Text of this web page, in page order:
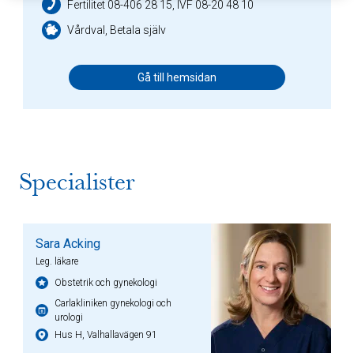
Fertilitet 08-406 28 15, IVF 08-20 48 10
Vårdval, Betala själv
Gå till hemsidan
Specialister
Sara Acking
Leg. läkare
Obstetrik och gynekologi
Carlakliniken gynekologi och
urologi
Hus H, Valhallavägen 91